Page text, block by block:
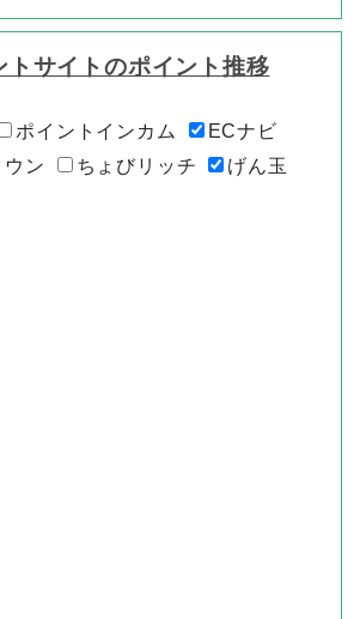
トサイトのポイント推移
ポイントインカム
ECナビ
ン
ちょびリッチ
げん玉